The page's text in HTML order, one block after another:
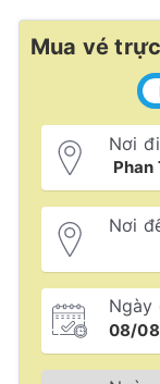
Mua vé
Nơi đi
Nơi
Ngày